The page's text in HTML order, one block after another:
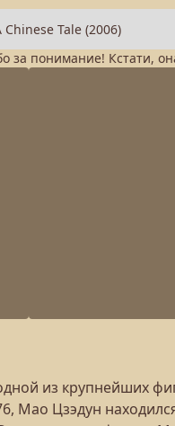
за понимание! Кстати,
из крупнейших
Мао Цзэдун